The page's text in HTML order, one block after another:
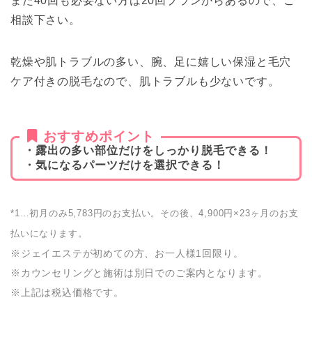
相談下さい。
乾燥や肌トラブルの多い、腕、足に嬉しい保湿と毛穴
ケア付きの脱毛なので、肌トラブルも少ないです。
おすすめポイント
・露出の多い部位だけをしっかり脱毛できる！
・気になるパーツだけを選択できる！
*1…初月のみ5,783円のお支払い。その後、4,900円×23ヶ月のお支
払いになります。
※ジェイエステが初めての方、お一人様1回限り。
※カウンセリングと施術は別日でのご案内となります。
※上記は税込価格です。